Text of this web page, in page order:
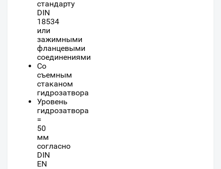
стандарту
DIN
18534
или
зажимными
фланцевыми
соединениями
Со
съемным
стаканом
гидрозатвора
Уровень
гидрозатвора
=
50
мм
согласно
DIN
EN